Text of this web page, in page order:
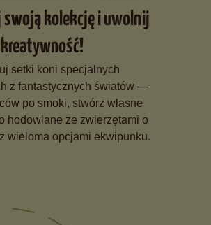
swoją kolekcję i uwolnij
kreatywność!
setki koni specjalnych
z fantastycznych światów —
po smoki, stwórz własne
hodowlane ze zwierzętami o
wieloma opcjami ekwipunku.